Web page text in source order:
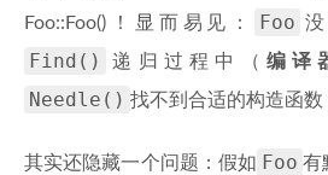
Foo::Foo()！显而易见：
Foo
Find() 递归过程中（ 编译
Needle() 找不到合适的构造函数
其实还隐藏一个问题：假如 Foo 有